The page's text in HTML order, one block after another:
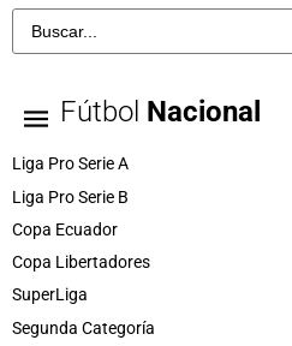
Fútbol Nacional
Liga Pro Serie A
Liga Pro Serie B
Copa Ecuador
Copa Libertadores
SuperLiga
Segunda Categoría